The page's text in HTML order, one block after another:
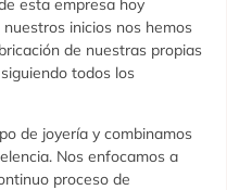
inicios nos hemos
de nuestras propias
todos los
de joyería y combinamos
Nos enfocamos a
proceso de